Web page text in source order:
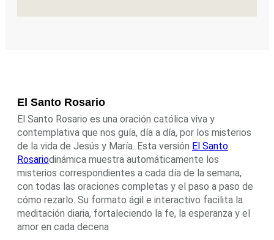
El Santo Rosario
El Santo Rosario es una oración católica viva y
contemplativa que nos guía, día a día, por los misterios
de la vida de Jesús y María. Esta versión El Santo
Rosariodinámica muestra automáticamente los
misterios correspondientes a cada día de la semana,
con todas las oraciones completas y el paso a paso de
cómo rezarlo. Su formato ágil e interactivo facilita la
meditación diaria, fortaleciendo la fe, la esperanza y el
amor en cada decena